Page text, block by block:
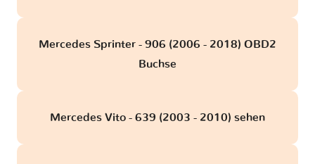
Mercedes Sprinter - 906 (2006 - 2018) OBD2
Buchse
Mercedes Vito - 639 (2003 - 2010) sehen